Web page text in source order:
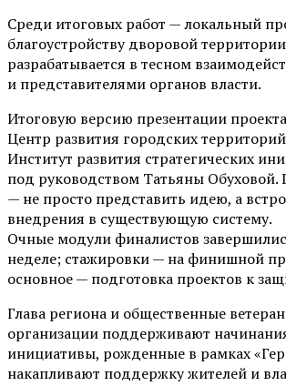
Среди итоговых работ — локальный
благоустройству дворовой
разрабатывается в тесном
и представителями органов власти.
Итоговую версию презентации
Центр развития городских
Институт развития стратегических
под руководством Татьяны Обуховой.
— не просто представить идею, а
внедрения в существующую систему.
Очные модули финалистов
неделе; стажировки — на финишной
основное — подготовка проектов к
Глава региона и общественные
организации поддерживают
инициативы, рожденные в рамках
накапливают поддержку жителей и